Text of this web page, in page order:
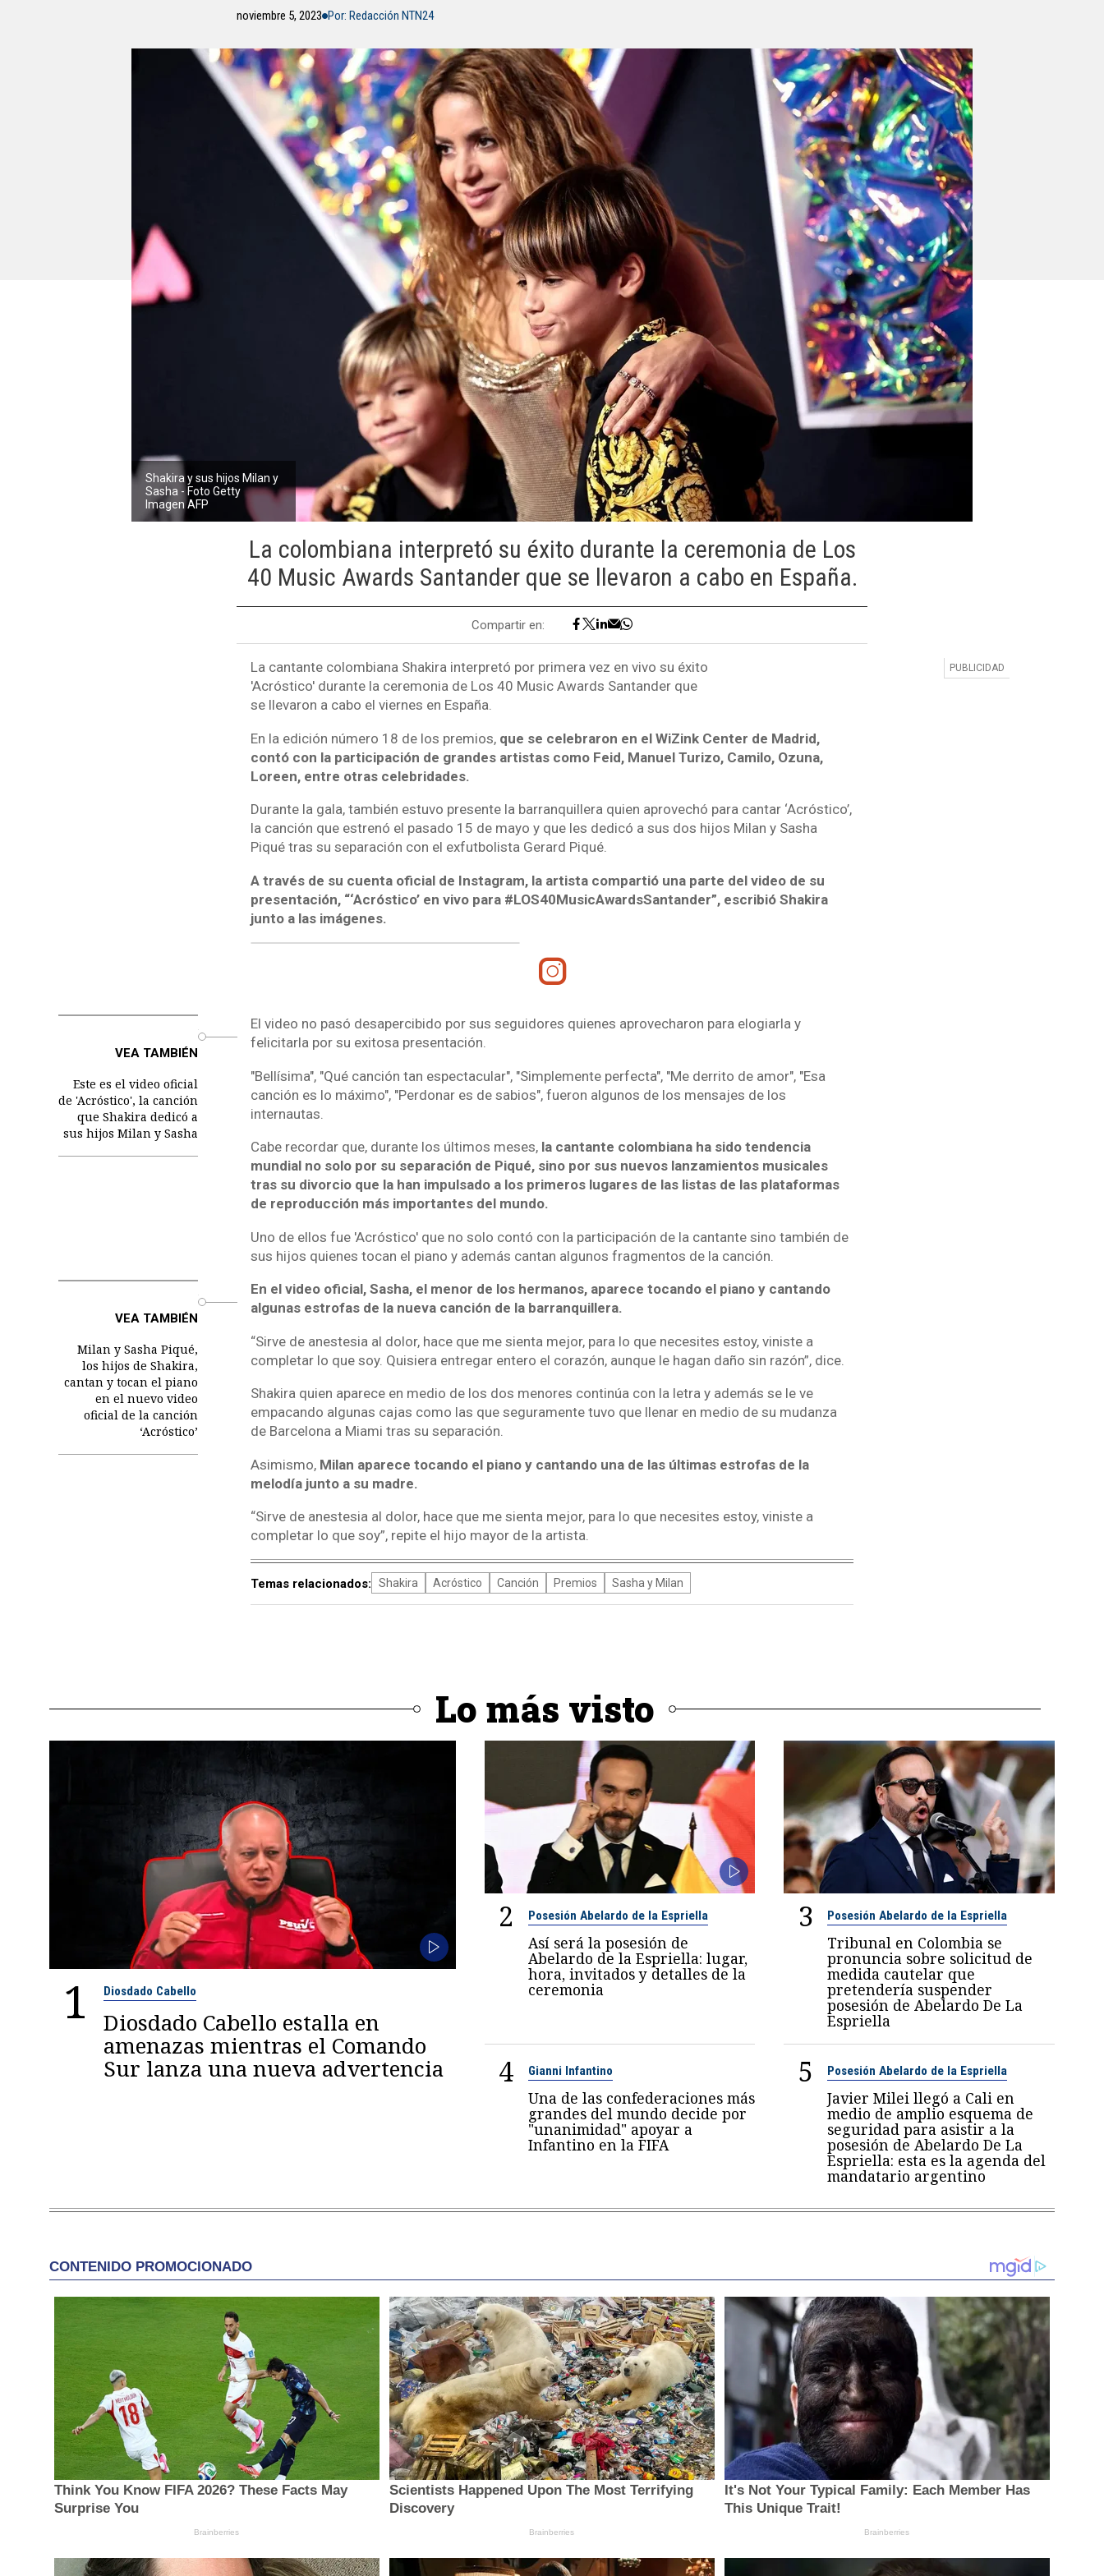
noviembre 5, 2023 Por: Redacción NTN24
Shakira y sus hijos Milan y
Sasha - Foto Getty
Imagen AFP
La colombiana interpretó su éxito durante la ceremonia de Los
40 Music Awards Santander que se llevaron a cabo en España.
Compartir en:
La cantante colombiana Shakira interpretó por primera vez en vivo su éxito
'Acróstico' durante la ceremonia de Los 40 Music Awards Santander que
se llevaron a cabo el viernes en España.
En la edición número 18 de los premios, que se celebraron en el WiZink Center de Madrid,
contó con la participación de grandes artistas como Feid, Manuel Turizo, Camilo, Ozuna,
Loreen, entre otras celebridades.
Durante la gala, también estuvo presente la barranquillera quien aprovechó para cantar ‘Acróstico’,
la canción que estrenó el pasado 15 de mayo y que les dedicó a sus dos hijos Milan y Sasha
Piqué tras su separación con el exfutbolista Gerard Piqué.
A través de su cuenta oficial de Instagram, la artista compartió una parte del video de su
presentación, “‘Acróstico’ en vivo para #LOS40MusicAwardsSantander”, escribió Shakira
junto a las imágenes.
VEA TAMBIÉN
Este es el video oficial
de 'Acróstico', la canción
que Shakira dedicó a
sus hijos Milan y Sasha
El video no pasó desapercibido por sus seguidores quienes aprovecharon para elogiarla y
felicitarla por su exitosa presentación.
"Bellísima", "Qué canción tan espectacular", "Simplemente perfecta", "Me derrito de amor", "Esa
canción es lo máximo", "Perdonar es de sabios", fueron algunos de los mensajes de los
internautas.
Cabe recordar que, durante los últimos meses, la cantante colombiana ha sido tendencia
mundial no solo por su separación de Piqué, sino por sus nuevos lanzamientos musicales
tras su divorcio que la han impulsado a los primeros lugares de las listas de las plataformas
de reproducción más importantes del mundo.
Uno de ellos fue 'Acróstico' que no solo contó con la participación de la cantante sino también de
sus hijos quienes tocan el piano y además cantan algunos fragmentos de la canción.
VEA TAMBIÉN
Milan y Sasha Piqué,
los hijos de Shakira,
cantan y tocan el piano
en el nuevo video
oficial de la canción
‘Acróstico’
En el video oficial, Sasha, el menor de los hermanos, aparece tocando el piano y cantando
algunas estrofas de la nueva canción de la barranquillera.
“Sirve de anestesia al dolor, hace que me sienta mejor, para lo que necesites estoy, viniste a
completar lo que soy. Quisiera entregar entero el corazón, aunque le hagan daño sin razón”, dice.
Shakira quien aparece en medio de los dos menores continúa con la letra y además se le ve
empacando algunas cajas como las que seguramente tuvo que llenar en medio de su mudanza
de Barcelona a Miami tras su separación.
Asimismo, Milan aparece tocando el piano y cantando una de las últimas estrofas de la
melodía junto a su madre.
“Sirve de anestesia al dolor, hace que me sienta mejor, para lo que necesites estoy, viniste a
completar lo que soy”, repite el hijo mayor de la artista.
Temas relacionados: Shakira Acróstico Canción Premios Sasha y Milan
Lo más visto
1 Diosdado Cabello
Diosdado Cabello estalla en
amenazas mientras el Comando
Sur lanza una nueva advertencia
2 Posesión Abelardo de la Espriella
Así será la posesión de
Abelardo de la Espriella: lugar,
hora, invitados y detalles de la
ceremonia
3 Posesión Abelardo de la Espriella
Tribunal en Colombia se
pronuncia sobre solicitud de
medida cautelar que
pretendería suspender
posesión de Abelardo De La
Espriella
4 Gianni Infantino
Una de las confederaciones más
grandes del mundo decide por
"unanimidad" apoyar a
Infantino en la FIFA
5 Posesión Abelardo de la Espriella
Javier Milei llegó a Cali en
medio de amplio esquema de
seguridad para asistir a la
posesión de Abelardo De La
Espriella: esta es la agenda del
mandatario argentino